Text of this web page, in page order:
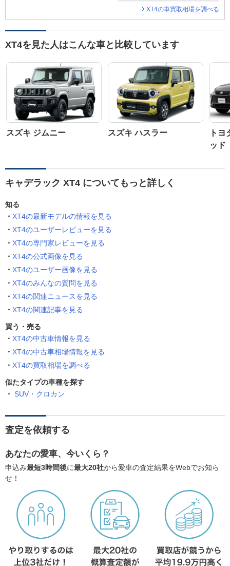
XT4の車買取相場を調べる
XT4を見た人はこんな車と比較しています
スズキ ジムニー スズキ ハスラー
ト
ッド
キャデラック XT4 についてもっと詳しく
知る
XT4の最新モデルの情報を見る
XT4のユーザーレビューを見る
XT4の専門家レビューを見る
XT4の公式画像を見る
XT4のユーザー画像を見る
XT4のみんなの質問を見る
XT4の関連ニュースを見る
XT4の関連記事を見る
買う・売る
XT4の中古車情報を見る
XT4の中古車相場情報を見る
XT4の買取相場を調べる
似たタイプの車種を探す
SUV・クロカン
査定を依頼する
あなたの愛車、今いくら？
申込み最短3時間後に最大20社から愛車の査定結果をWebでお知ら
せ！